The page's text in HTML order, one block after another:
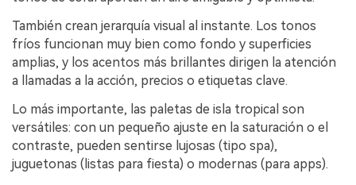
También crean jerarquía visual al instante. Los tonos
fríos funcionan muy bien como fondo y superficies
amplias, y los acentos más brillantes dirigen la atención
a llamadas a la acción, precios o etiquetas clave.
Lo más importante, las paletas de isla tropical son
versátiles: con un pequeño ajuste en la saturación o el
contraste, pueden sentirse lujosas (tipo spa),
juguetonas (listas para fiesta) o modernas (para apps).